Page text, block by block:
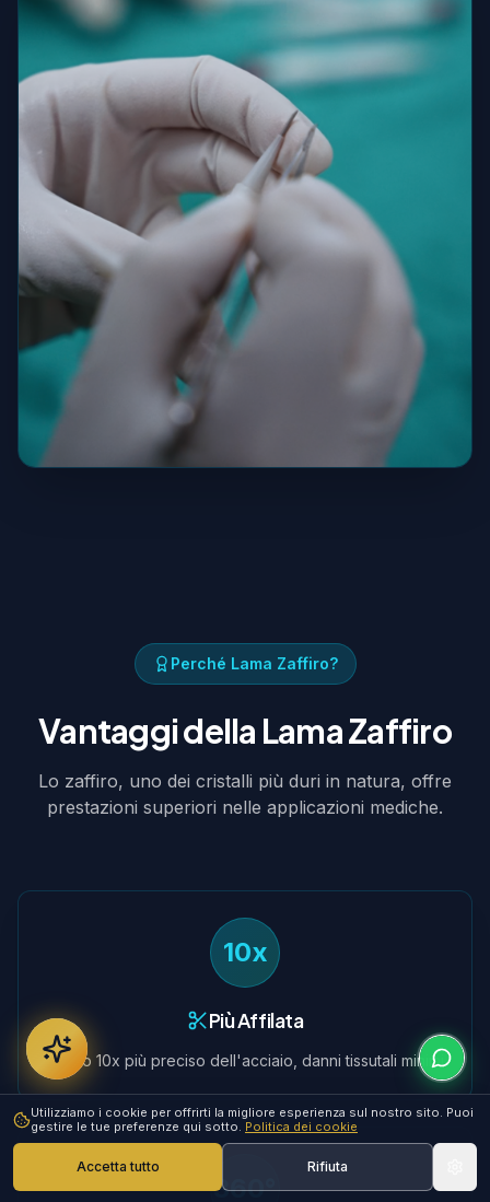
Utilizziamo i cookie per offrirti la migliore esperienza sul nostro sito. Puoi
gestire le tue preferenze qui sotto. Politica dei cookie
Accetta tutto Rifiuta
Perché Lama Zaffiro?
Vantaggi della Lama Zaffiro
Lo zaffiro, uno dei cristalli più duri in natura, offre
prestazioni superiori nelle applicazioni mediche.
10x
Più Affilata
Taglio 10x più preciso dell'acciaio, danni tissutali minimi
360°